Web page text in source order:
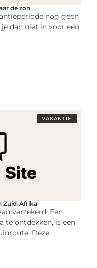
de zon
nog geen
dan niet in voor een
VAKANTIE
Zuid-Afrika
verzekerd. Een
te ontdekken, is een
Deze